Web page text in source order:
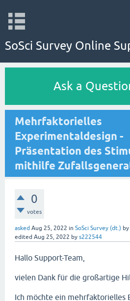
SoSci Survey Online
Ask a
Mehrfaktorielles
Experimentaldesign -
Präsentation des
mithilfe
0
votes
asked Aug 25, 2022 in SoSci Survey (dt.) by
edited Aug 25, 2022 by s222544
Hallo Support-Team,
vielen Dank für die großartige
Ich möchte ein mehrfaktorielles